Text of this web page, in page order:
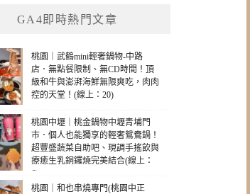
GA4即時熱門文章
桃園｜武鶴mini輕奢鍋物-中路
店．無點餐限制、無CD時間！頂
級和牛與澎湃海鮮無限爽吃，肉肉
控的天堂！(線上：20)
桃園中壢｜桃金鍋物中壢青埔門
市．個人也能獨享的輕奢鴛鴦鍋！
超豐盛蔬菜自助吧、現調手搖飲與
療癒生乳銅鑼燒完美結合(線上：
6)
桃園｜和也串燒專門(桃園中正